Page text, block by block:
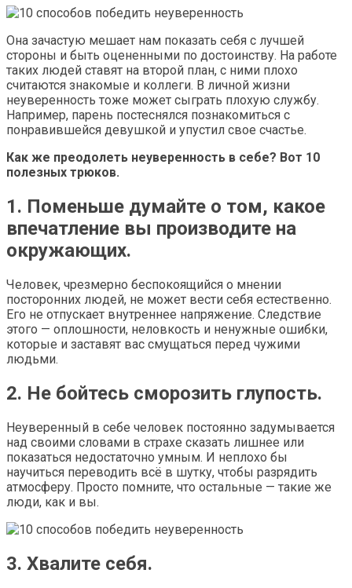
Она зачастую мешает нам показать себя с лучшей
стороны и быть оцененными по достоинству. На работе
таких людей ставят на второй план, с ними плохо
считаются знакомые и коллеги. В личной жизни
неуверенность тоже может сыграть плохую службу.
Например, парень постеснялся познакомиться с
понравившейся девушкой и упустил свое счастье.
Как же преодолеть неуверенность в себе? Вот 10
полезных трюков.
1. Поменьше думайте о том, какое
впечатление вы производите на
окружающих.
Человек, чрезмерно беспокоящийся о мнении
посторонних людей, не может вести себя естественно.
Его не отпускает внутреннее напряжение. Следствие
этого — оплошности, неловкость и ненужные ошибки,
которые и заставят вас смущаться перед чужими
людьми.
2. Не бойтесь сморозить глупость.
Неуверенный в себе человек постоянно задумывается
над своими словами в страхе сказать лишнее или
показаться недостаточно умным. И неплохо бы
научиться переводить всё в шутку, чтобы разрядить
атмосферу. Просто помните, что остальные — такие же
люди, как и вы.
3. Хвалите себя.